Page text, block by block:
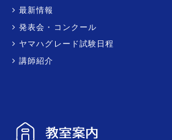
最新情報
発表会・コンクール
ヤマハグレード試験日程
講師紹介